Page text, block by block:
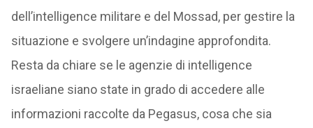
dell’intelligence militare e del Mossad, per gestire la
situazione e svolgere un’indagine approfondita.
Resta da chiare se le agenzie di intelligence
israeliane siano state in grado di accedere alle
informazioni raccolte da Pegasus, cosa che sia